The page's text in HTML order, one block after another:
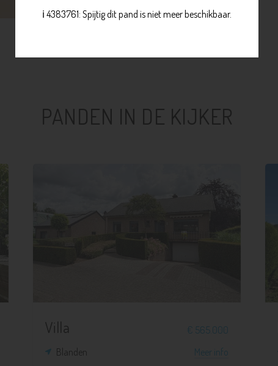
PANDEN IN DE KIJKER
Villa
€ 565.000
Blanden
Meer info
ℹ️ 4383761: Spijtig dit pand is niet meer beschikbaar.